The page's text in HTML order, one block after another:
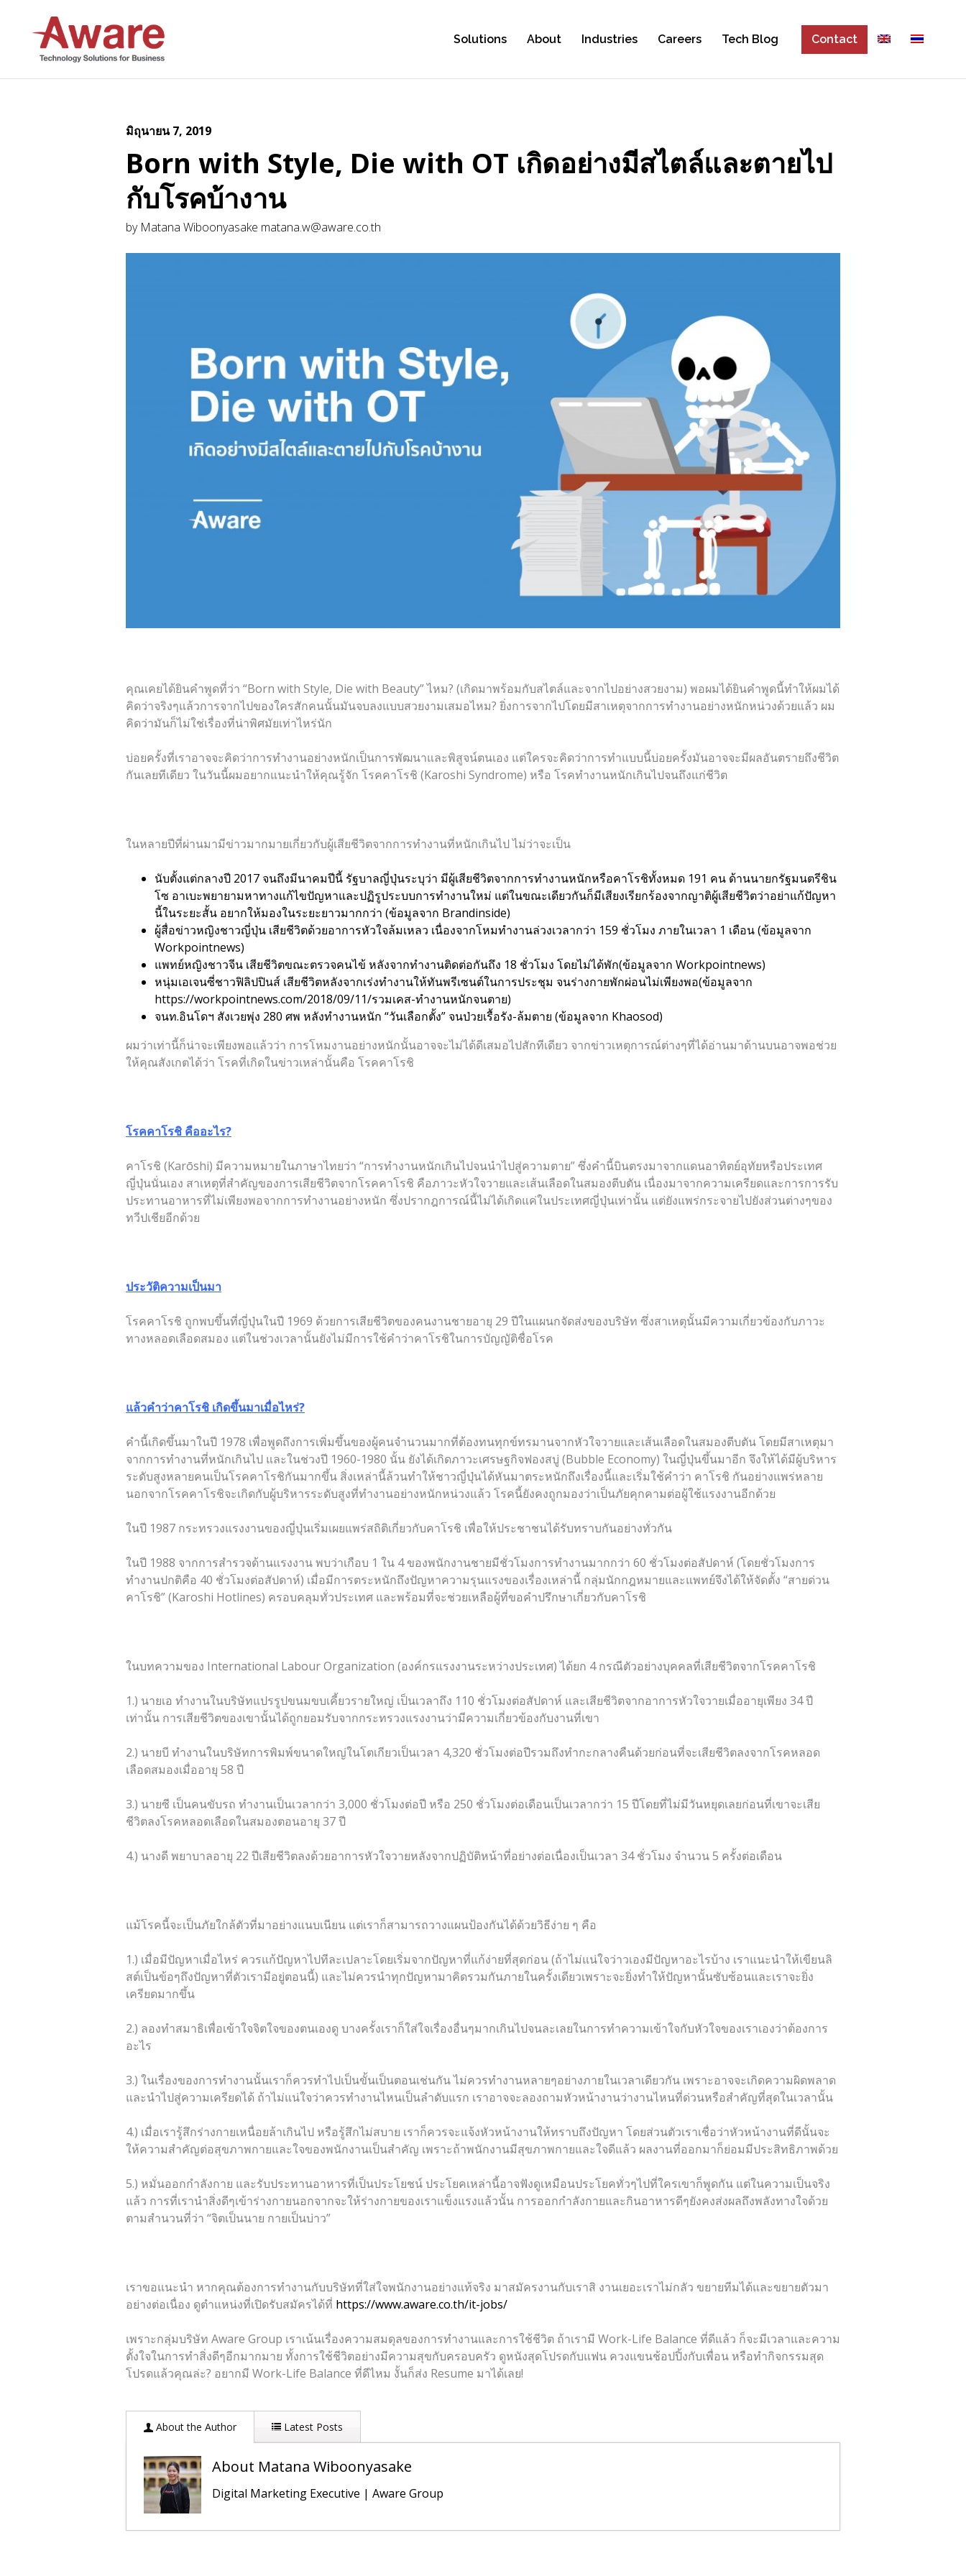
Solutions About Industries Careers Tech Blog Contact
มิถุนายน 7, 2019
Born with Style, Die with OT เกิดอย่างมีสไตล์และตายไป
กับโรคบ้างาน
by Matana Wiboonyasake matana.w@aware.co.th
คุณเคยได้ยินคำพูดที่ว่า “Born with Style, Die with Beauty” ไหม? (เกิดมาพร้อมกับสไตล์และจากไปอย่างสวยงาม) พอผมได้ยินคำพูดนี้ทำให้ผมได้
คิดว่าจริงๆแล้วการจากไปของใครสักคนนั้นมันจบลงแบบสวยงามเสมอไหม? ยิ่งการจากไปโดยมีสาเหตุจากการทำงานอย่างหนักหน่วงด้วยแล้ว ผม
คิดว่ามันก็ไม่ใช่เรื่องที่น่าพิศมัยเท่าไหร่นัก
บ่อยครั้งที่เราอาจจะคิดว่าการทำงานอย่างหนักเป็นการพัฒนาและพิสูจน์ตนเอง แต่ใครจะคิดว่าการทำแบบนี้บ่อยครั้งมันอาจจะมีผลอันตรายถึงชีวิต
กันเลยทีเดียว ในวันนี้ผมอยากแนะนำให้คุณรู้จัก โรคคาโรชิ (Karoshi Syndrome) หรือ โรคทำงานหนักเกินไปจนถึงแก่ชีวิต
ในหลายปีที่ผ่านมามีข่าวมากมายเกี่ยวกับผู้เสียชีวิตจากการทำงานที่หนักเกินไป ไม่ว่าจะเป็น
นับตั้งแต่กลางปี 2017 จนถึงมีนาคมปีนี้ รัฐบาลญี่ปุ่นระบุว่า มีผู้เสียชีวิตจากการทำงานหนักหรือคาโรชิทั้งหมด 191 คน ด้านนายกรัฐมนตรีชิน
โซ อาเบะพยายามหาทางแก้ไขปัญหาและปฏิรูประบบการทำงานใหม่ แต่ในขณะเดียวกันก็มีเสียงเรียกร้องจากญาติผู้เสียชีวิตว่าอย่าแก้ปัญหา
นี้ในระยะสั้น อยากให้มองในระยะยาวมากกว่า (ข้อมูลจาก Brandinside)
ผู้สื่อข่าวหญิงชาวญี่ปุ่น เสียชีวิตด้วยอาการหัวใจล้มเหลว เนื่องจากโหมทำงานล่วงเวลากว่า 159 ชั่วโมง ภายในเวลา 1 เดือน (ข้อมูลจาก
Workpointnews)
แพทย์หญิงชาวจีน เสียชีวิตขณะตรวจคนไข้ หลังจากทำงานติดต่อกันถึง 18 ชั่วโมง โดยไม่ได้พัก(ข้อมูลจาก Workpointnews)
หนุ่มเอเจนซี่ชาวฟิลิปปินส์ เสียชีวิตหลังจากเร่งทำงานให้ทันพรีเซนต์ในการประชุม จนร่างกายพักผ่อนไม่เพียงพอ(ข้อมูลจาก
https://workpointnews.com/2018/09/11/รวมเคส-ทำงานหนักจนตาย)
จนท.อินโดฯ สังเวยพุ่ง 280 ศพ หลังทำงานหนัก “วันเลือกตั้ง” จนป่วยเรื้อรัง-ล้มตาย (ข้อมูลจาก Khaosod)
ผมว่าเท่านี้ก็น่าจะเพียงพอแล้วว่า การโหมงานอย่างหนักนั้นอาจจะไม่ได้ดีเสมอไปสักทีเดียว จากข่าวเหตุการณ์ต่างๆที่ได้อ่านมาด้านบนอาจพอช่วย
ให้คุณสังเกตได้ว่า โรคที่เกิดในข่าวเหล่านั้นคือ โรคคาโรชิ
โรคคาโรชิ คืออะไร?
คาโรชิ (Karōshi) มีความหมายในภาษาไทยว่า “การทำงานหนักเกินไปจนนำไปสู่ความตาย” ซึ่งคำนี้บินตรงมาจากแดนอาทิตย์อุทัยหรือประเทศ
ญี่ปุ่นนั่นเอง สาเหตุที่สำคัญของการเสียชีวิตจากโรคคาโรชิ คือภาวะหัวใจวายและเส้นเลือดในสมองตีบตัน เนื่องมาจากความเครียดและการการรับ
ประทานอาหารที่ไม่เพียงพอจากการทำงานอย่างหนัก ซึ่งปรากฎการณ์นี้ไม่ได้เกิดแค่ในประเทศญี่ปุ่นเท่านั้น แต่ยังแพร่กระจายไปยังส่วนต่างๆของ
ทวีปเชียอีกด้วย
ประวัติความเป็นมา
โรคคาโรชิ ถูกพบขึ้นที่ญี่ปุ่นในปี 1969 ด้วยการเสียชีวิตของคนงานชายอายุ 29 ปีในแผนกจัดส่งของบริษัท ซึ่งสาเหตุนั้นมีความเกี่ยวข้องกับภาวะ
ทางหลอดเลือดสมอง แต่ในช่วงเวลานั้นยังไม่มีการใช้คำว่าคาโรชิในการบัญญัติชื่อโรค
แล้วคำว่าคาโรชิ เกิดขึ้นมาเมื่อไหร่?
คำนี้เกิดขึ้นมาในปี 1978 เพื่อพูดถึงการเพิ่มขึ้นของผู้คนจำนวนมากที่ต้องทนทุกข์ทรมานจากหัวใจวายและเส้นเลือดในสมองตีบตัน โดยมีสาเหตุมา
จากการทำงานที่หนักเกินไป และในช่วงปี 1960-1980 นั้น ยังได้เกิดภาวะเศรษฐกิจฟองสบู่ (Bubble Economy) ในญี่ปุ่นขึ้นมาอีก จึงให้ได้มีผู้บริหาร
ระดับสูงหลายคนเป็นโรคคาโรชิกันมากขึ้น สิ่งเหล่านี้ล้วนทำให้ชาวญี่ปุ่นได้หันมาตระหนักถึงเรื่องนี้และเริ่มใช้คำว่า คาโรชิ กันอย่างแพร่หลาย
นอกจากโรคคาโรชิจะเกิดกับผู้บริหารระดับสูงที่ทำงานอย่างหนักหน่วงแล้ว โรคนี้ยังคงถูกมองว่าเป็นภัยคุกคามต่อผู้ใช้แรงงานอีกด้วย
ในปี 1987 กระทรวงแรงงานของญี่ปุ่นเริ่มเผยแพร่สถิติเกี่ยวกับคาโรชิ เพื่อให้ประชาชนได้รับทราบกันอย่างทั่วกัน
ในปี 1988 จากการสำรวจด้านแรงงาน พบว่าเกือบ 1 ใน 4 ของพนักงานชายมีชั่วโมงการทำงานมากกว่า 60 ชั่วโมงต่อสัปดาห์ (โดยชั่วโมงการ
ทำงานปกติคือ 40 ชั่วโมงต่อสัปดาห์) เมื่อมีการตระหนักถึงปัญหาความรุนแรงของเรื่องเหล่านี้ กลุ่มนักกฎหมายและแพทย์จึงได้ให้จัดตั้ง “สายด่วน
คาโรชิ” (Karoshi Hotlines) ครอบคลุมทั่วประเทศ และพร้อมที่จะช่วยเหลือผู้ที่ขอคำปรึกษาเกี่ยวกับคาโรชิ
ในบทความของ International Labour Organization (องค์กรแรงงานระหว่างประเทศ) ได้ยก 4 กรณีตัวอย่างบุคคลที่เสียชีวิตจากโรคคาโรชิ
1.) นายเอ ทำงานในบริษัทแปรรูปขนมขบเคี้ยวรายใหญ่ เป็นเวลาถึง 110 ชั่วโมงต่อสัปดาห์ และเสียชีวิตจากอาการหัวใจวายเมื่ออายุเพียง 34 ปี
เท่านั้น การเสียชีวิตของเขานั้นได้ถูกยอมรับจากกระทรวงแรงงานว่ามีความเกี่ยวข้องกับงานที่เขา
2.) นายบี ทำงานในบริษัทการพิมพ์ขนาดใหญ่ในโตเกียวเป็นเวลา 4,320 ชั่วโมงต่อปีรวมถึงทำกะกลางคืนด้วยก่อนที่จะเสียชีวิตลงจากโรคหลอด
เลือดสมองเมื่ออายุ 58 ปี
3.) นายซี เป็นคนขับรถ ทำงานเป็นเวลากว่า 3,000 ชั่วโมงต่อปี หรือ 250 ชั่วโมงต่อเดือนเป็นเวลากว่า 15 ปีโดยที่ไม่มีวันหยุดเลยก่อนที่เขาจะเสีย
ชีวิตลงโรคหลอดเลือดในสมองตอนอายุ 37 ปี
4.) นางดี พยาบาลอายุ 22 ปีเสียชีวิตลงด้วยอาการหัวใจวายหลังจากปฏิบัติหน้าที่อย่างต่อเนื่องเป็นเวลา 34 ชั่วโมง จำนวน 5 ครั้งต่อเดือน
แม้โรคนี้จะเป็นภัยใกล้ตัวที่มาอย่างแนบเนียน แต่เราก็สามารถวางแผนป้องกันได้ด้วยวิธีง่าย ๆ คือ
1.) เมื่อมีปัญหาเมื่อไหร่ ควรแก้ปัญหาไปทีละเปลาะโดยเริ่มจากปัญหาที่แก้ง่ายที่สุดก่อน (ถ้าไม่แน่ใจว่าวเองมีปัญหาอะไรบ้าง เราแนะนำให้เขียนลิ
สต์เป็นข้อๆถึงปัญหาที่ตัวเรามีอยู่ตอนนี้) และไม่ควรนำทุกปัญหามาคิดรวมกันภายในครั้งเดียวเพราะจะยิ่งทำให้ปัญหานั้นซับซ้อนและเราจะยิ่ง
เครียดมากขึ้น
2.) ลองทำสมาธิเพื่อเข้าใจจิตใจของตนเองดู บางครั้งเราก็ใส่ใจเรื่องอื่นๆมากเกินไปจนละเลยในการทำความเข้าใจกับหัวใจของเราเองว่าต้องการ
อะไร
3.) ในเรื่องของการทำงานนั้นเราก็ควรทำไปเป็นขั้นเป็นตอนเช่นกัน ไม่ควรทำงานหลายๆอย่างภายในเวลาเดียวกัน เพราะอาจจะเกิดความผิดพลาด
และนำไปสู่ความเครียดได้ ถ้าไม่แน่ใจว่าควรทำงานไหนเป็นลำดับแรก เราอาจจะลองถามหัวหน้างานว่างานไหนที่ด่วนหรือสำคัญที่สุดในเวลานั้น
4.) เมื่อเรารู้สึกร่างกายเหนื่อยล้าเกินไป หรือรู้สึกไม่สบาย เราก็ควรจะแจ้งหัวหน้างานให้ทราบถึงปัญหา โดยส่วนตัวเราเชื่อว่าหัวหน้างานที่ดีนั้นจะ
ให้ความสำคัญต่อสุขภาพกายและใจของพนักงานเป็นสำคัญ เพราะถ้าพนักงานมีสุขภาพกายและใจดีแล้ว ผลงานที่ออกมาก็ย่อมมีประสิทธิภาพด้วย
5.) หมั่นออกกำลังกาย และรับประทานอาหารที่เป็นประโยชน์ ประโยคเหล่านี้อาจฟังดูเหมือนประโยคทั่วๆไปที่ใครเขาก็พูดกัน แต่ในความเป็นจริง
แล้ว การที่เรานำสิ่งดีๆเข้าร่างกายนอกจากจะให้ร่างกายของเราแข็งแรงแล้วนั้น การออกกำลังกายและกินอาหารดีๆยังคงส่งผลถึงพลังทางใจด้วย
ตามสำนวนที่ว่า “จิตเป็นนาย กายเป็นบ่าว”
เราขอแนะนำ หากคุณต้องการทำงานกับบริษัทที่ใส่ใจพนักงานอย่างแท้จริง มาสมัครงานกับเราสิ งานเยอะเราไม่กลัว ขยายทีมได้และขยายตัวมา
อย่างต่อเนื่อง ดูตำแหน่งที่เปิดรับสมัครได้ที่ https://www.aware.co.th/it-jobs/
เพราะกลุ่มบริษัท Aware Group เราเน้นเรื่องความสมดุลของการทำงานและการใช้ชีวิต ถ้าเรามี Work-Life Balance ที่ดีแล้ว ก็จะมีเวลาและความ
ตั้งใจในการทำสิ่งดีๆอีกมากมาย ทั้งการใช้ชีวิตอย่างมีความสุขกับครอบครัว ดูหนังสุดโปรดกับแฟน ควงแขนช้อปปิ้งกับเพื่อน หรือทำกิจกรรมสุด
โปรดแล้วคุณล่ะ? อยากมี Work-Life Balance ที่ดีไหม งั้นก็ส่ง Resume มาได้เลย!
About the Author Latest Posts
About Matana Wiboonyasake
Digital Marketing Executive | Aware Group